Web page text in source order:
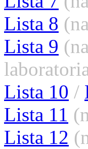
Lista 8
Lista 9
Lista 10 /
Lista 11
Lista 12